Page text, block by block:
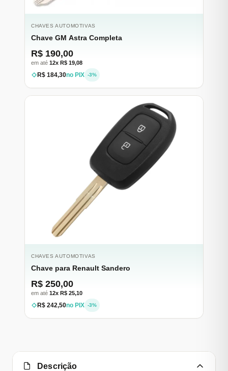
CHAVES AUTOMOTIVAS
Chave GM Astra Completa
R$ 190,00
em até 12x R$ 19,08
R$ 184,30no PIX -3%
CHAVES AUTOMOTIVAS
Chave para Renault Sandero
R$ 250,00
em até 12x R$ 25,10
R$ 242,50no PIX -3%
Descrição